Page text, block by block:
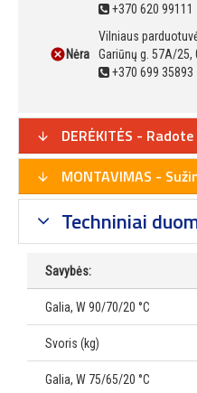
+370 620 99111
Nėra
Vilniaus
Gariūnų g. 57A/25,
+370 699 35893
DERĖKITĖS -
MONTAVIMAS -
Techniniai
Savybės:
Galia, W 90/70/20 °C
Svoris (kg)
Galia, W 75/65/20 °C